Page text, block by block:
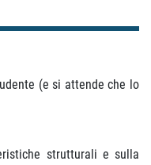
(e si attende che lo
strutturali e sulla